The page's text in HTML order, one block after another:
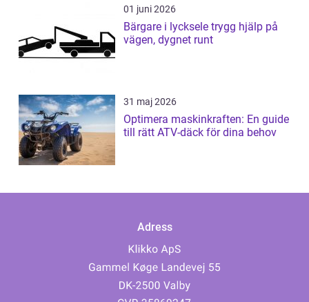
01 juni 2026
Bärgare i lycksele trygg hjälp på
vägen, dygnet runt
31 maj 2026
Optimera maskinkraften: En guide
till rätt ATV-däck för dina behov
Adress